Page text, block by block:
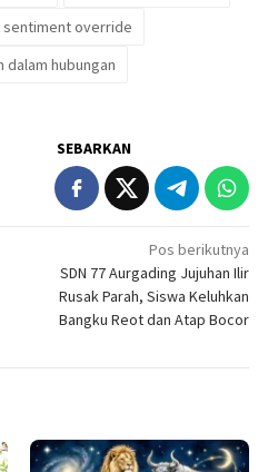
override
hubungan
SEBARKAN
Pos berikutnya
SDN 77 Aurgading Jujuhan Ilir
Rusak Parah, Siswa Keluhkan
Bangku Reot dan Atap Bocor